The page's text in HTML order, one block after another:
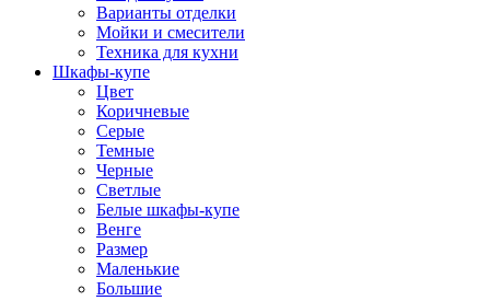
Варианты отделки
Мойки и смесители
Техника для кухни
Шкафы-купе
Цвет
Коричневые
Серые
Темные
Черные
Светлые
Белые шкафы-купе
Венге
Размер
Маленькие
Большие